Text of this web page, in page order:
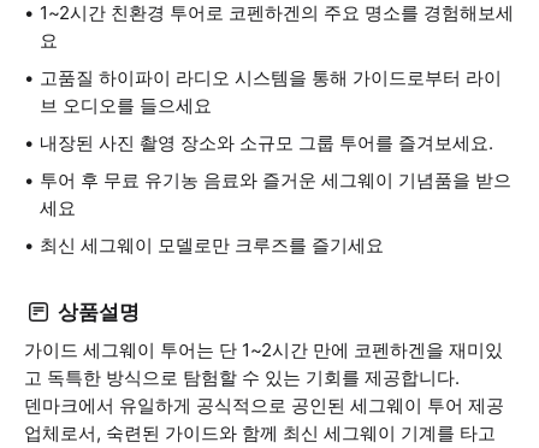
1~2시간 친환경 투어로 코펜하겐의 주요 명소를 경험해보세
요
고품질 하이파이 라디오 시스템을 통해 가이드로부터 라이
브 오디오를 들으세요
내장된 사진 촬영 장소와 소규모 그룹 투어를 즐겨보세요.
투어 후 무료 유기농 음료와 즐거운 세그웨이 기념품을 받으
세요
최신 세그웨이 모델로만 크루즈를 즐기세요
상품설명
가이드 세그웨이 투어는 단 1~2시간 만에 코펜하겐을 재미있
고 독특한 방식으로 탐험할 수 있는 기회를 제공합니다.
덴마크에서 유일하게 공식적으로 공인된 세그웨이 투어 제공
업체로서, 숙련된 가이드와 함께 최신 세그웨이 기계를 타고